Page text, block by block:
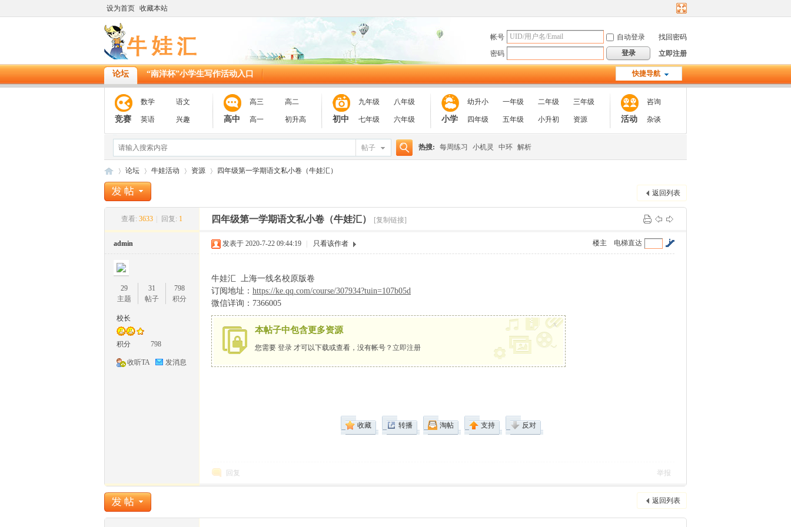
设为首页 收藏本站
帐号 自动登录
找回密码
密码
登录 立即注册
快捷导航
论坛 “南洋杯”小学生写作活动入口
竞赛
数学 语文
英语 兴趣 高中
高三 高二
高一 初升高 初中
九年级 八年级
七年级 六年级 小学
幼升小 一年级 二年级 三年级
四年级 五年级 小升初 资源 活动
咨询
杂谈
帖子
索
热搜: 每周练习 小机灵 中环 解析
论坛
›
牛娃活动
›
资源 四年级第一学期语文私小卷（牛娃汇）
返回列表
查看: 3633 回复: 1 四年级第一学期语文私小卷（牛娃汇） [复制链接]
admin
29
主题
31
帖子
798
积分
校长
积分 798
收听TA 发消息
电梯直达
楼主
发表于 2020-7-22 09:44:19 只看该作者
牛娃汇 上海一线名校原版卷
订阅地址： https://ke.qq.com/course/307934?tuin=107b05d
微信详询：7366005
本帖子中包含更多资源
您需要 登录 才可以下载或查看，没有帐号？ 立即注册
x
收藏 转播 淘帖 支持 反对
回复 举报
返回列表